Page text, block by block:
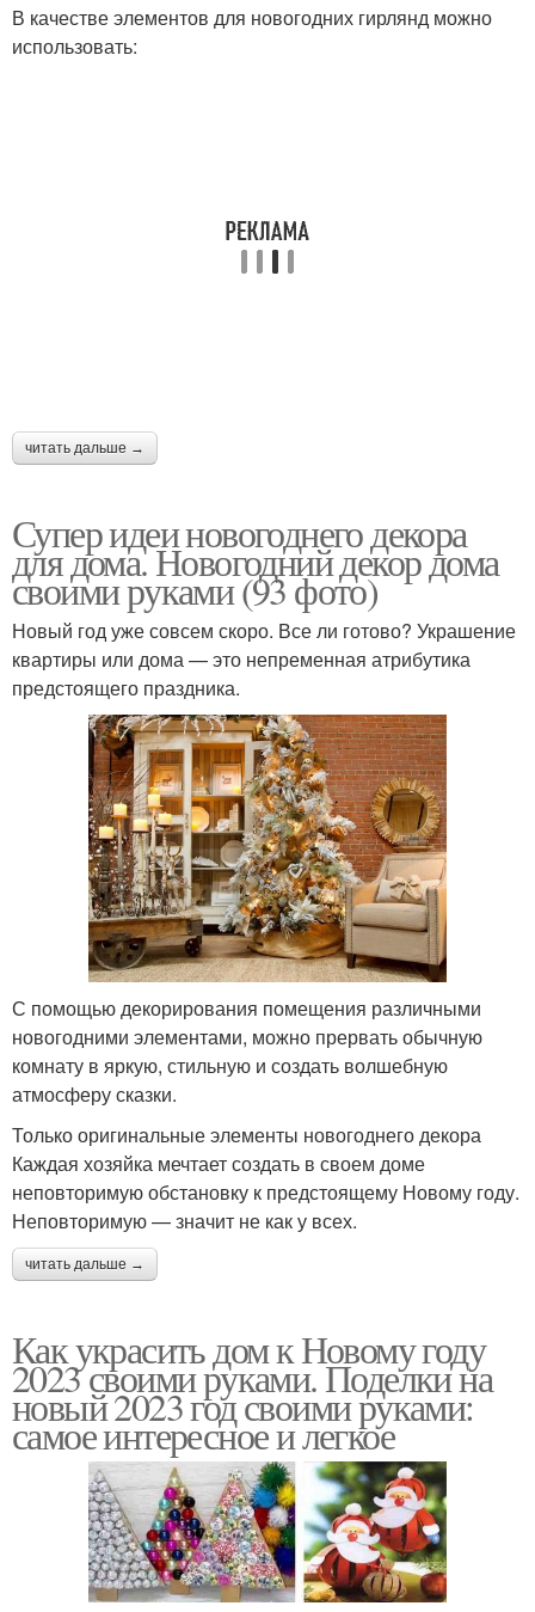
В качестве элементов для новогодних гирлянд можно
использовать:
читать дальше →
Супер идеи новогоднего декора
для дома. Новогодний декор дома
своими руками (93 фото)
Новый год уже совсем скоро. Все ли готово? Украшение
квартиры или дома — это непременная атрибутика
предстоящего праздника.
С помощью декорирования помещения различными
новогодними элементами, можно прервать обычную
комнату в яркую, стильную и создать волшебную
атмосферу сказки.
Только оригинальные элементы новогоднего декора
Каждая хозяйка мечтает создать в своем доме
неповторимую обстановку к предстоящему Новому году.
Неповторимую — значит не как у всех.
читать дальше →
Как украсить дом к Новому году
2023 своими руками. Поделки на
новый 2023 год своими руками:
самое интересное и легкое